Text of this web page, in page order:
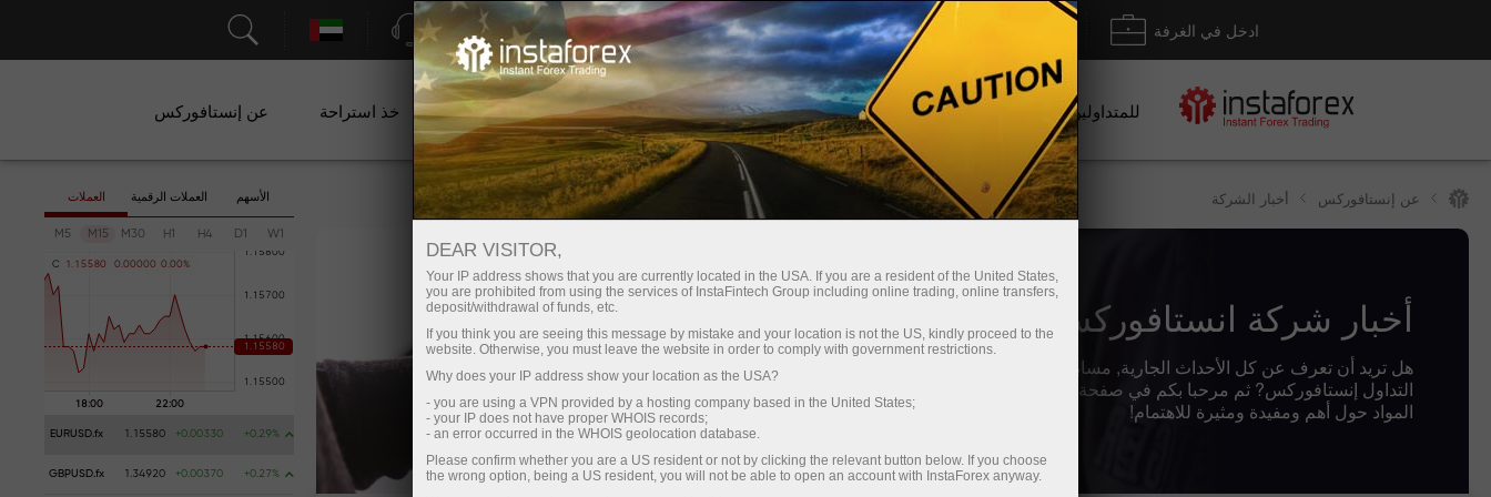
الدعم فتح الحساب الفوري منصة التداول ادخل في الغرفة
للمتداولين للمبتدئين للمستثمرين للشركاء الحملات خذ استراحة عن إنستافوركس
عن إنستافوركس أخبار الشركة
أخبار شركة انستافوركس
هل تريد أن تعرف عن كل الأحداث الجارية, مسابقات والتغيرات في جدول
التداول إنستافوركس? ثم مرحبا بكم في صفحة الأخبار ، حيث يتم نشر
المواد حول أهم ومفيدة ومثيرة للاهتمام!
العملات العملات الرقمية الأسهم
M5 M15 M30 H1 H4 D1 W1
C 1 . 1 5580 0 .00000 0 .00%
EURUSD.fx 1.15580 +0.00330 +0.29%
GBPUSD.fx 1.34920 +0.00370 +0.27%
DEAR VISITOR,
Your IP address shows that you are currently located in the USA. If you are a resident of the United States,
you are prohibited from using the services of InstaFintech Group including online trading, online transfers,
deposit/withdrawal of funds, etc.
If you think you are seeing this message by mistake and your location is not the US, kindly proceed to the
website. Otherwise, you must leave the website in order to comply with government restrictions.
Why does your IP address show your location as the USA?
- you are using a VPN provided by a hosting company based in the United States;
- your IP does not have proper WHOIS records;
- an error occurred in the WHOIS geolocation database.
Please confirm whether you are a US resident or not by clicking the relevant button below. If you choose
the wrong option, being a US resident, you will not be able to open an account with InstaForex anyway.